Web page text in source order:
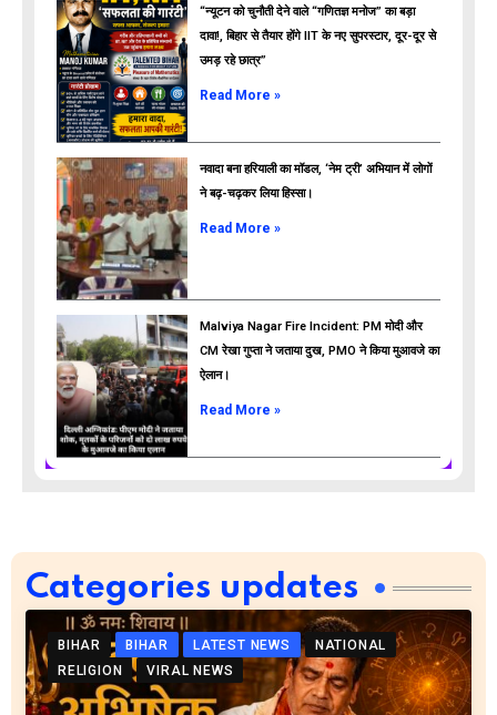
ads
“न्यूटन को चुनौती देने वाले “गणितज्ञ मनोज” का बड़ा
दावा!, बिहार से तैयार होंगे IIT के नए सुपरस्टार, दूर-दूर से
उमड़ रहे छात्र”
Read More »
नवादा बना हरियाली का मॉडल, ‘नेम ट्री’ अभियान में लोगों
ने बढ़-चढ़कर लिया हिस्सा।
Read More »
Malviya Nagar Fire Incident: PM मोदी और
CM रेखा गुप्ता ने जताया दुख, PMO ने किया मुआवजे का
ऐलान।
Read More »
Categories updates
BIHAR BIHAR LATEST NEWS
NATIONAL
RELIGION
VIRAL NEWS